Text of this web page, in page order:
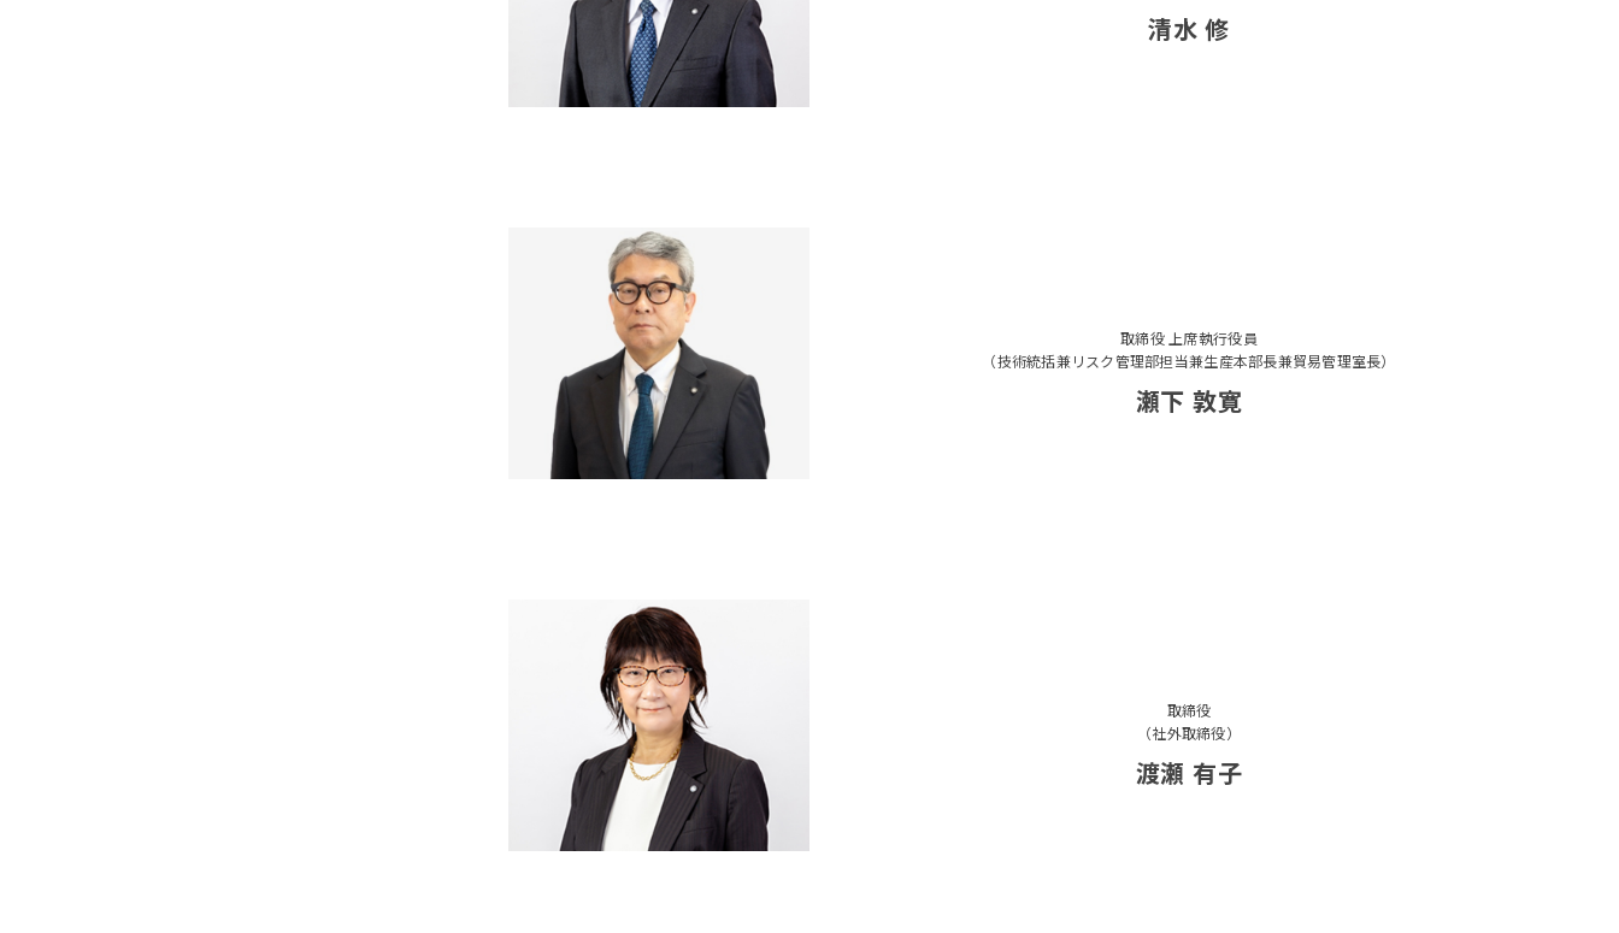
清水 修
取締役 上席執行役員
（技術統括兼リスク管理部担当兼生産本部長兼貿易管理室長）
瀬下 敦寛
取締役
（社外取締役）
渡瀬 有子